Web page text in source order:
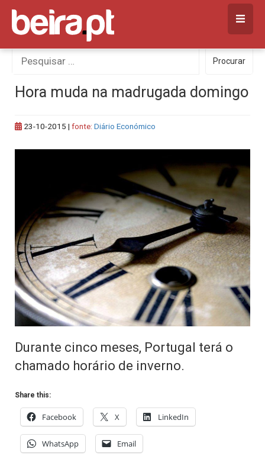
Skip
content
Procurar
por:
Procurar
Hora muda na madrugada domingo
23-10-2015 | fonte: Diário Económico
Durante cinco meses, Portugal terá o
chamado horário de inverno.
Share this:
Facebook X LinkedIn
WhatsApp Email